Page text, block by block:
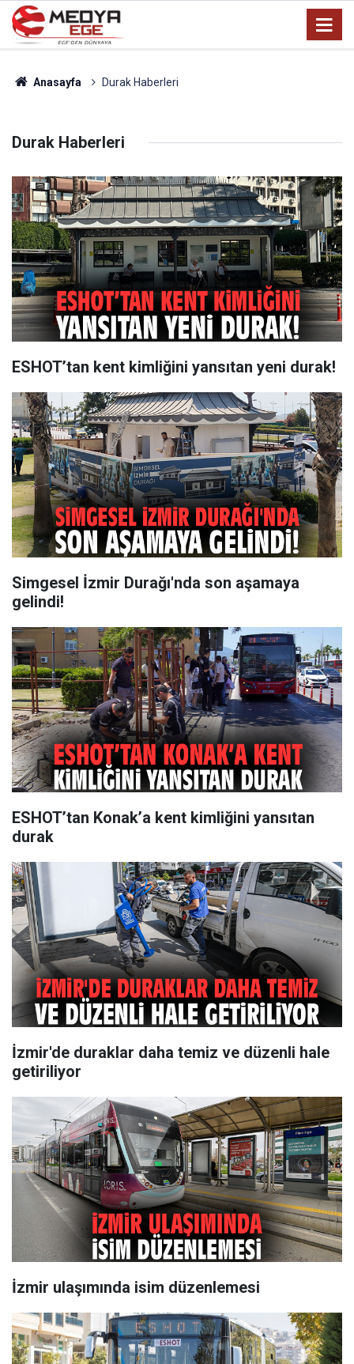
Anasayfa Durak Haberleri
Durak Haberleri
ESHOT’tan kent kimliğini yansıtan yeni durak!
Simgesel İzmir Durağı'nda son aşamaya
gelindi!
ESHOT’tan Konak’a kent kimliğini yansıtan
durak
İzmir'de duraklar daha temiz ve düzenli hale
getiriliyor
İzmir ulaşımında isim düzenlemesi